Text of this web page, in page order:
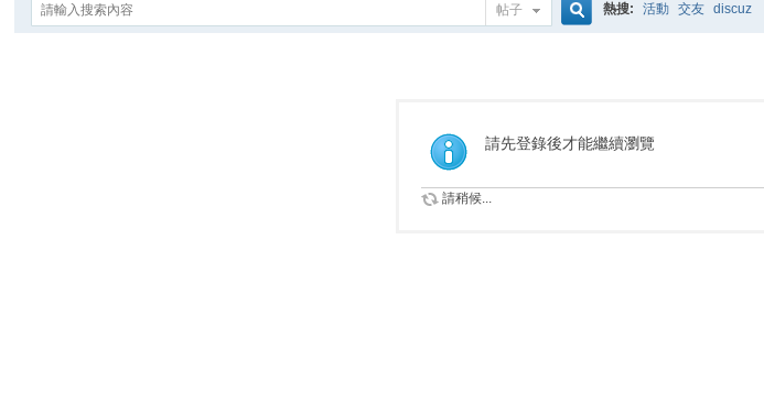
帖子
索
熱搜: 活動 交友 discuz
請先登錄後才能繼續瀏覽
請稍候...